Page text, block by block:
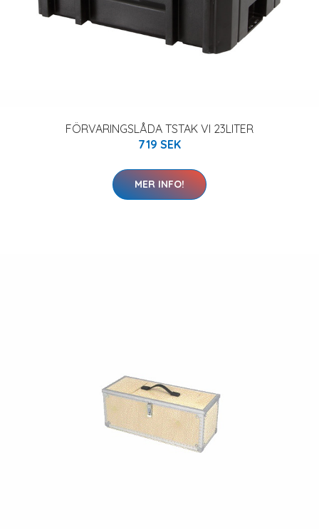
FÖRVARINGSLÅDA TSTAK VI 23LITER
719 SEK
MER INFO!